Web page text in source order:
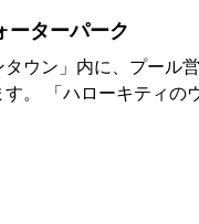
ーターパーク
ウン」内に、プール
。 「ハローキティの